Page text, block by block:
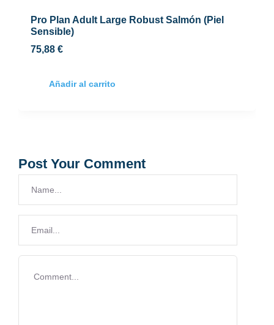
Pro Plan Adult Large Robust Salmón (Piel
Sensible)
75,88 €
Añadir al carrito
Post Your Comment